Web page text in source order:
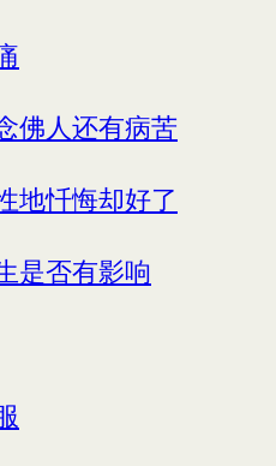
佛人还有病苦
地忏悔却好了
是否有影响